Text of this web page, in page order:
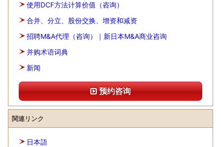
使用DCF方法计算价值（咨询）
合并、分立、股份交换、增资和减资
招聘M&A代理（咨询）｜新日本M&A商业咨询
并购术语词典
新闻
预约咨询
関連リンク
日本語